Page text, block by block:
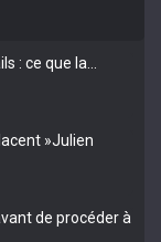
: ce que la…
»Julien
de procéder à